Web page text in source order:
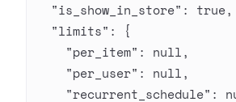
  "is_show_in_store"
: true,
  "limits"
: {
    "per_item"
: null,
    "per_user"
: null,
    "recurrent_schedule"
: